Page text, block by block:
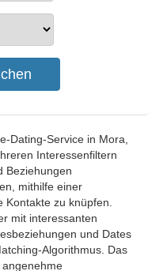
Dating-Service in Mora,
Interessenfiltern
Beziehungen
mithilfe einer
zu knüpfen.
mit interessanten
und Dates
Algorithmus. Das